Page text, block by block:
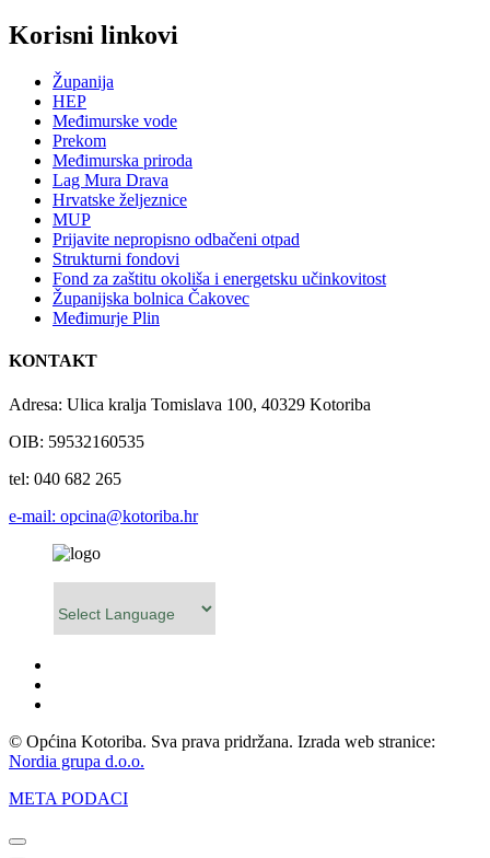
Korisni linkovi
Županija
HEP
Međimurske vode
Prekom
Međimurska priroda
Lag Mura Drava
Hrvatske željeznice
MUP
Prijavite nepropisno odbačeni otpad
Strukturni fondovi
Fond za zaštitu okoliša i energetsku učinkovitost
Županijska bolnica Čakovec
Međimurje Plin
KONTAKT
Adresa: Ulica kralja Tomislava 100, 40329 Kotoriba
OIB: 59532160535
tel: 040 682 265
e-mail: opcina@kotoriba.hr
© Općina Kotoriba. Sva prava pridržana. Izrada web stranice:
Nordia grupa d.o.o.
META PODACI